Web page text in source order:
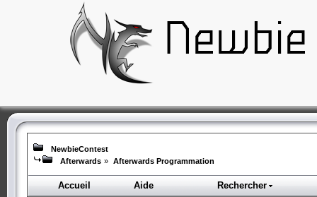
NewbieContest
Afterwards » Afterwards Programmation
Accueil Aide Rechercher